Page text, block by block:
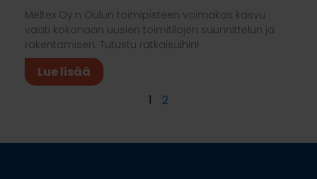
Meltex Oy:n Oulun toimipisteen voimakas kasvu
vaati kokonaan uusien toimitilojen suunnittelun ja
rakentamisen. Tutustu ratkaisuihin!
Lue lisää
1
2